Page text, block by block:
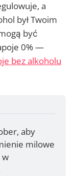
a
był Twoim
być
0% —
bez alkoholu
aby
milowe
w